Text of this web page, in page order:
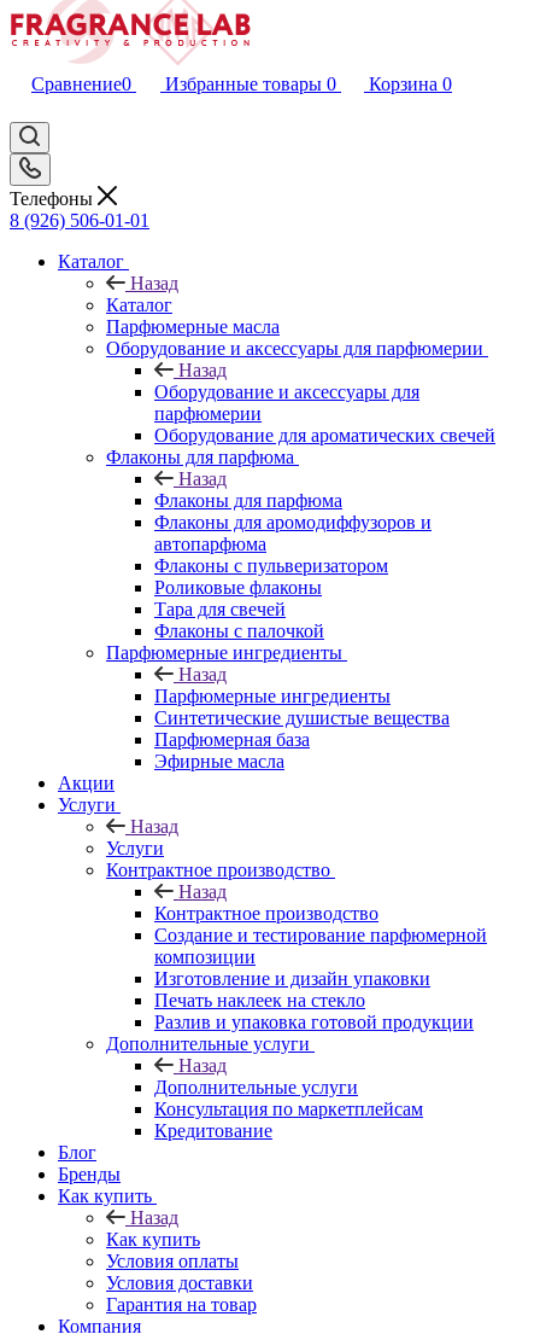
Сравнение0 Избранные товары 0 Корзина 0
Телефоны
8 (926) 506-01-01
Каталог
Назад
Каталог
Парфюмерные масла
Оборудование и аксессуары для парфюмерии
Назад
Оборудование и аксессуары для
парфюмерии
Оборудование для ароматических свечей
Флаконы для парфюма
Назад
Флаконы для парфюма
Флаконы для аромодиффузоров и
автопарфюма
Флаконы с пульверизатором
Роликовые флаконы
Тара для свечей
Флаконы с палочкой
Парфюмерные ингредиенты
Назад
Парфюмерные ингредиенты
Синтетические душистые вещества
Парфюмерная база
Эфирные масла
Акции
Услуги
Назад
Услуги
Контрактное производство
Назад
Контрактное производство
Создание и тестирование парфюмерной
композиции
Изготовление и дизайн упаковки
Печать наклеек на стекло
Разлив и упаковка готовой продукции
Дополнительные услуги
Назад
Дополнительные услуги
Консультация по маркетплейсам
Кредитование
Блог
Бренды
Как купить
Назад
Как купить
Условия оплаты
Условия доставки
Гарантия на товар
Компания